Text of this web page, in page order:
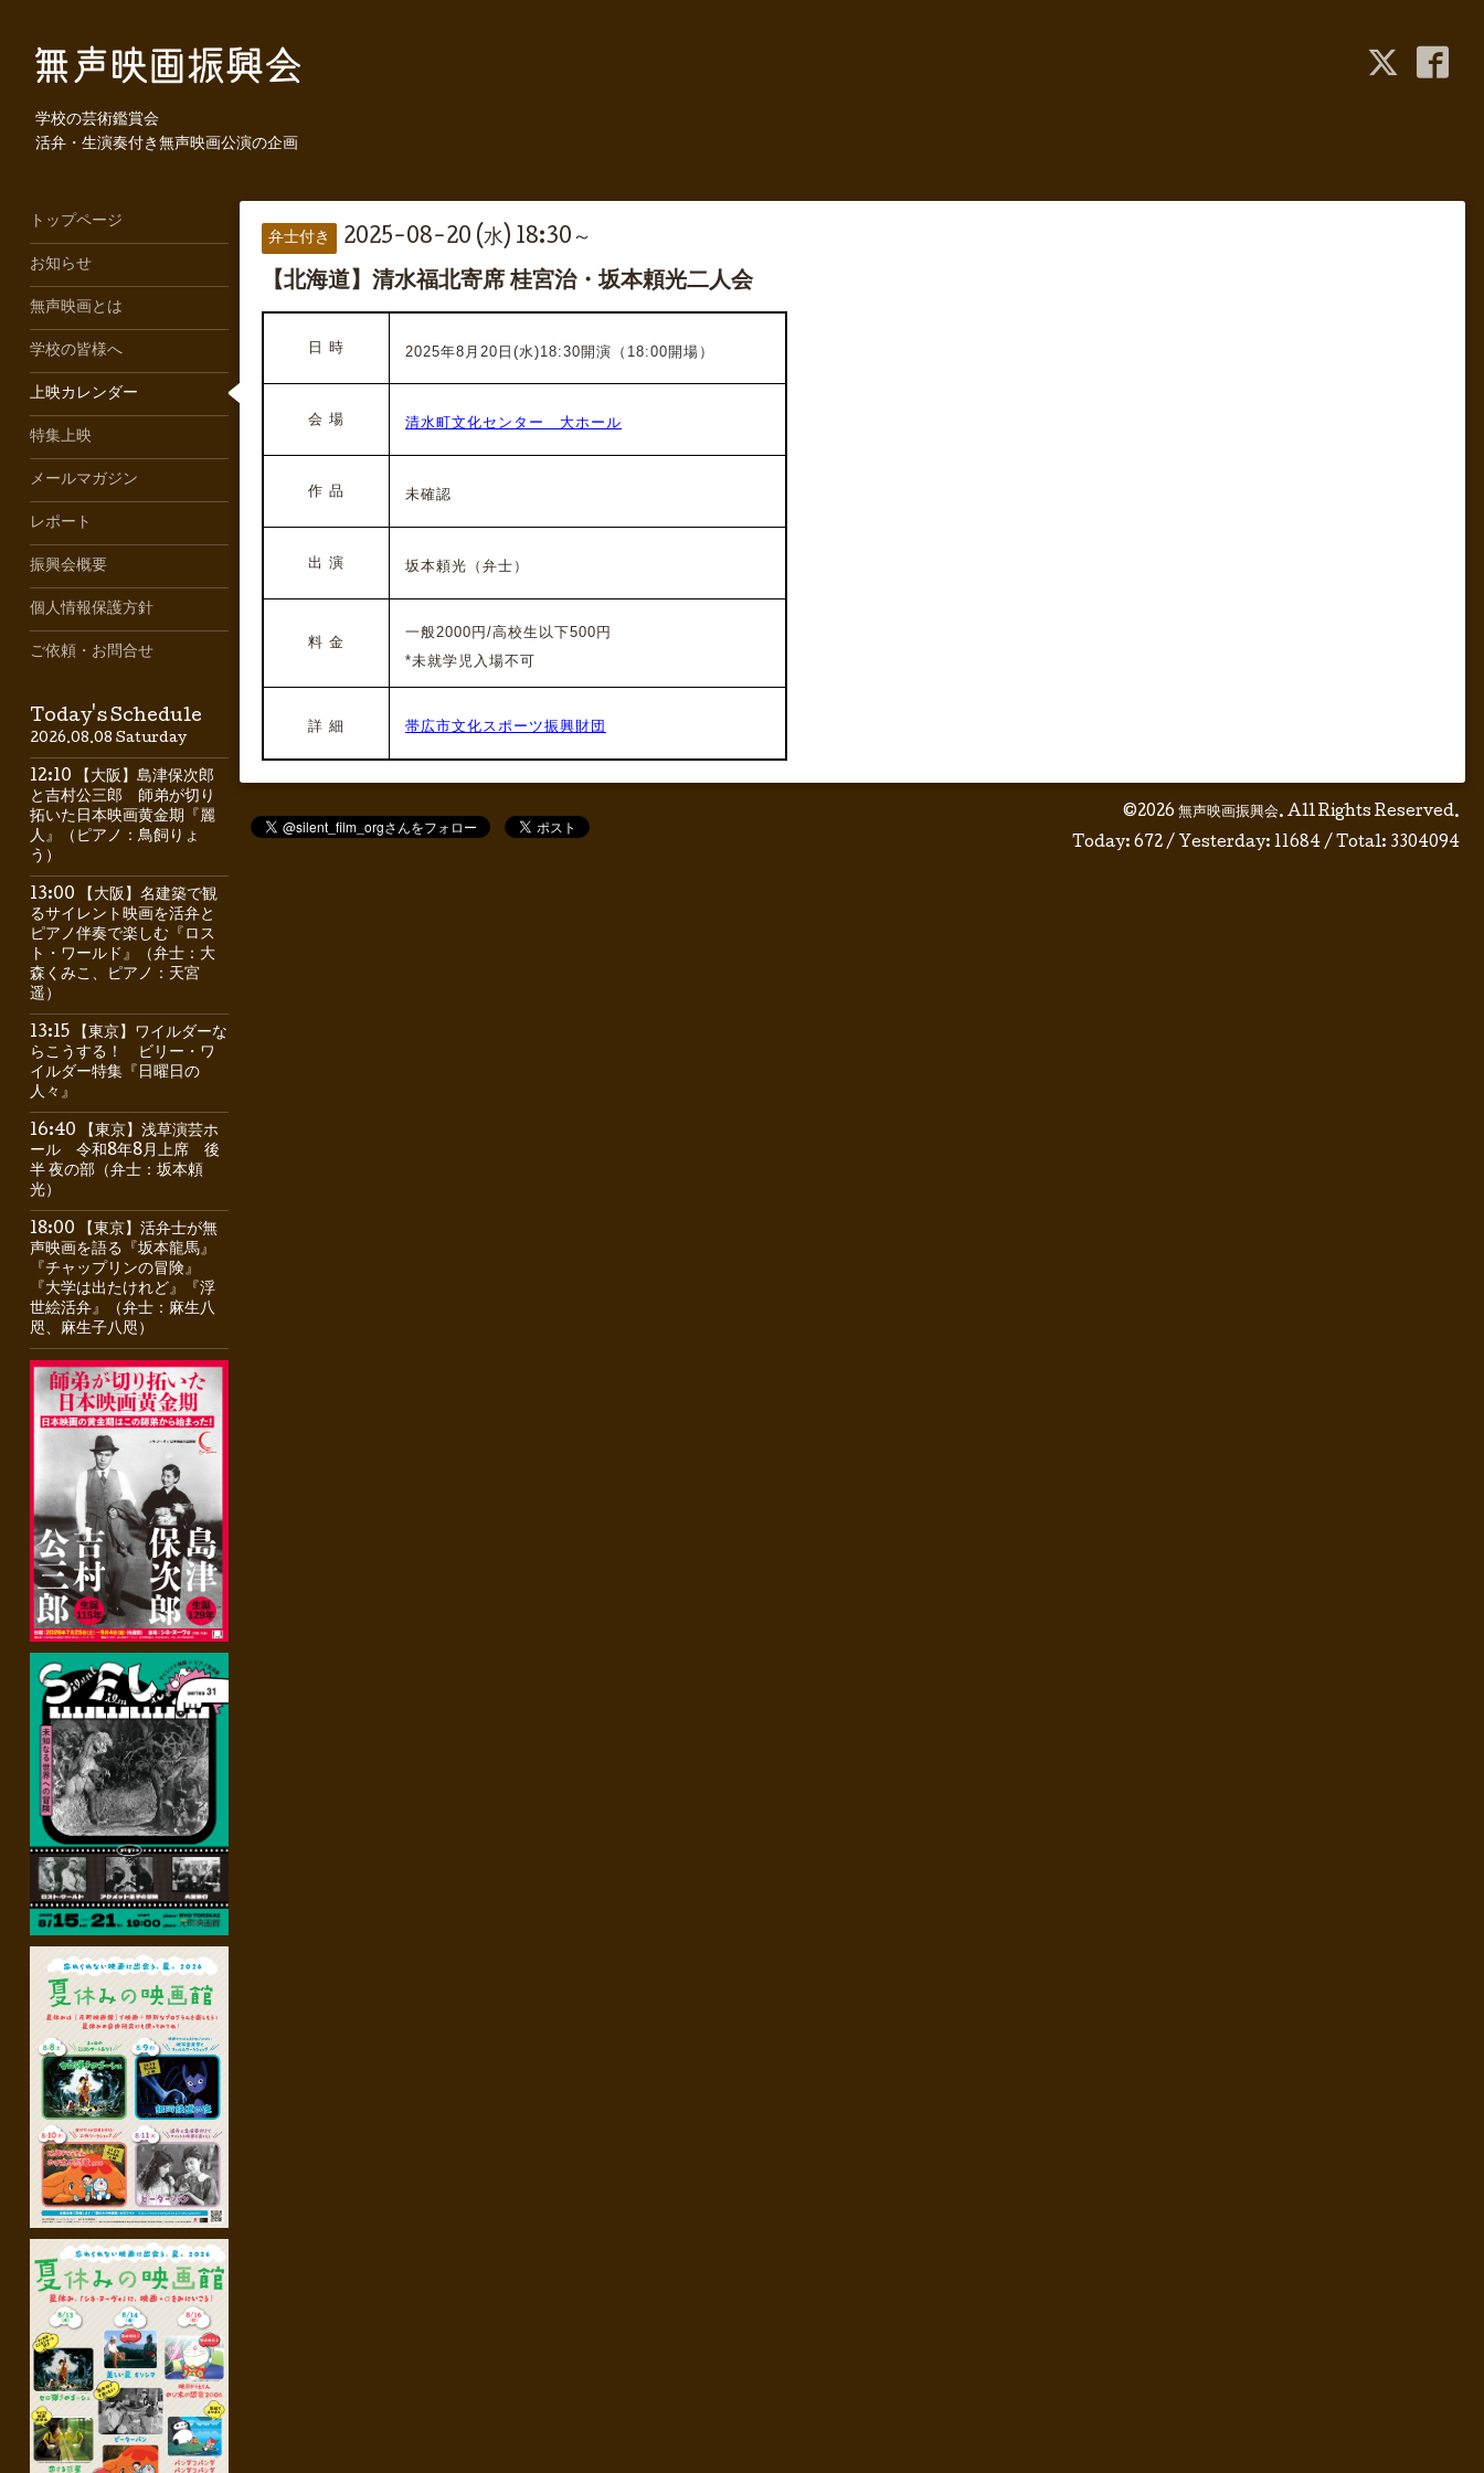
学校の芸術鑑賞会
活弁・生演奏付き無声映画公演の企画
弁士付き 2025-08-20 (水) 18:30～
【北海道】清水福北寄席 桂宮治・坂本頼光二人会
日 時 2025年8月20日(水)18:30開演（18:00開場）
会 場 清水町文化センター 大ホール
作 品 未確認
出 演 坂本頼光 （弁士）
料 金
一般2000円/高校生以下500円
*未就学児入場不可
詳 細 帯広市文化スポーツ振興財団
©2026 無声映画振興会. All Rights Reserved.
Today: 672 / Yesterday: 11684 / Total: 3304094
トップページ
お知らせ
無声映画とは
学校の皆様へ
上映カレンダー
特集上映
メールマガジン
レポート
振興会概要
個人情報保護方針
ご依頼・お問合せ
Today's Schedule
2026.08.08 Saturday
12:10 【大阪】島津保次郎
と吉村公三郎 師弟が切り
拓いた日本映画黄金期『麗
人』（ピアノ：鳥飼りょ
う）
13:00 【大阪】名建築で観
るサイレント映画を活弁と
ピアノ伴奏で楽しむ『ロス
ト・ワールド』（弁士：大
森くみこ、ピアノ：天宮
遥）
13:15 【東京】ワイルダーな
らこうする！ ビリー・ワ
イルダー特集『日曜日の
人々』
16:40 【東京】浅草演芸ホ
ール 令和8年8月上席 後
半 夜の部（弁士：坂本頼
光）
18:00 【東京】活弁士が無
声映画を語る『坂本龍馬』
『チャップリンの冒険』
『大学は出たけれど』『浮
世絵活弁』（弁士：麻生八
咫、麻生子八咫）